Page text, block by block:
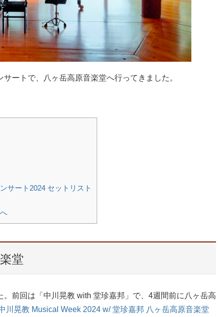
ートで、八ヶ岳高原音楽堂へ行ってきました。
サート2024 セットリスト
堂
前回は「中川晃教 with 堂珍嘉邦」で、4週間前に八ヶ岳高
川晃教 Musical Week 2024 w/ 堂珍嘉邦 八ヶ岳高原音楽堂